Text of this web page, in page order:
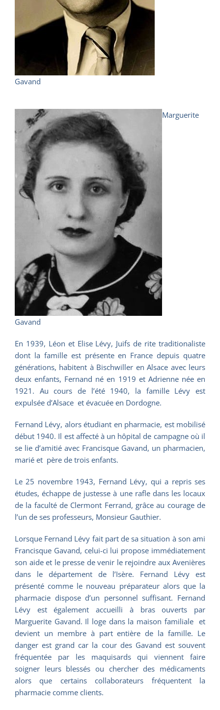
Gavand
Marguerite
Gavand
En 1939, Léon et Elise Lévy, Juifs de rite traditionaliste
dont la famille est présente en France depuis quatre
générations, habitent à Bischwiller en Alsace avec leurs
deux enfants, Fernand né en 1919 et Adrienne née en
1921. Au cours de l’été 1940, la famille Lévy est
expulsée d’Alsace et évacuée en Dordogne.
Fernand Lévy, alors étudiant en pharmacie, est mobilisé
début 1940. Il est affecté à un hôpital de campagne où il
se lie d’amitié avec Francisque Gavand, un pharmacien,
marié et père de trois enfants.
Le 25 novembre 1943, Fernand Lévy, qui a repris ses
études, échappe de justesse à une rafle dans les locaux
de la faculté de Clermont Ferrand, grâce au courage de
l’un de ses professeurs, Monsieur Gauthier.
Lorsque Fernand Lévy fait part de sa situation à son ami
Francisque Gavand, celui-ci lui propose immédiatement
son aide et le presse de venir le rejoindre aux Avenières
dans le département de l’Isère. Fernand Lévy est
présenté comme le nouveau préparateur alors que la
pharmacie dispose d’un personnel suffisant. Fernand
Lévy est également accueilli à bras ouverts par
Marguerite Gavand. Il loge dans la maison familiale et
devient un membre à part entière de la famille. Le
danger est grand car la cour des Gavand est souvent
fréquentée par les maquisards qui viennent faire
soigner leurs blessés ou chercher des médicaments
alors que certains collaborateurs fréquentent la
pharmacie comme clients.